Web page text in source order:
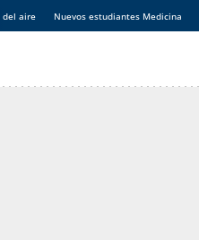
del aire Nuevos estudiantes Medicina